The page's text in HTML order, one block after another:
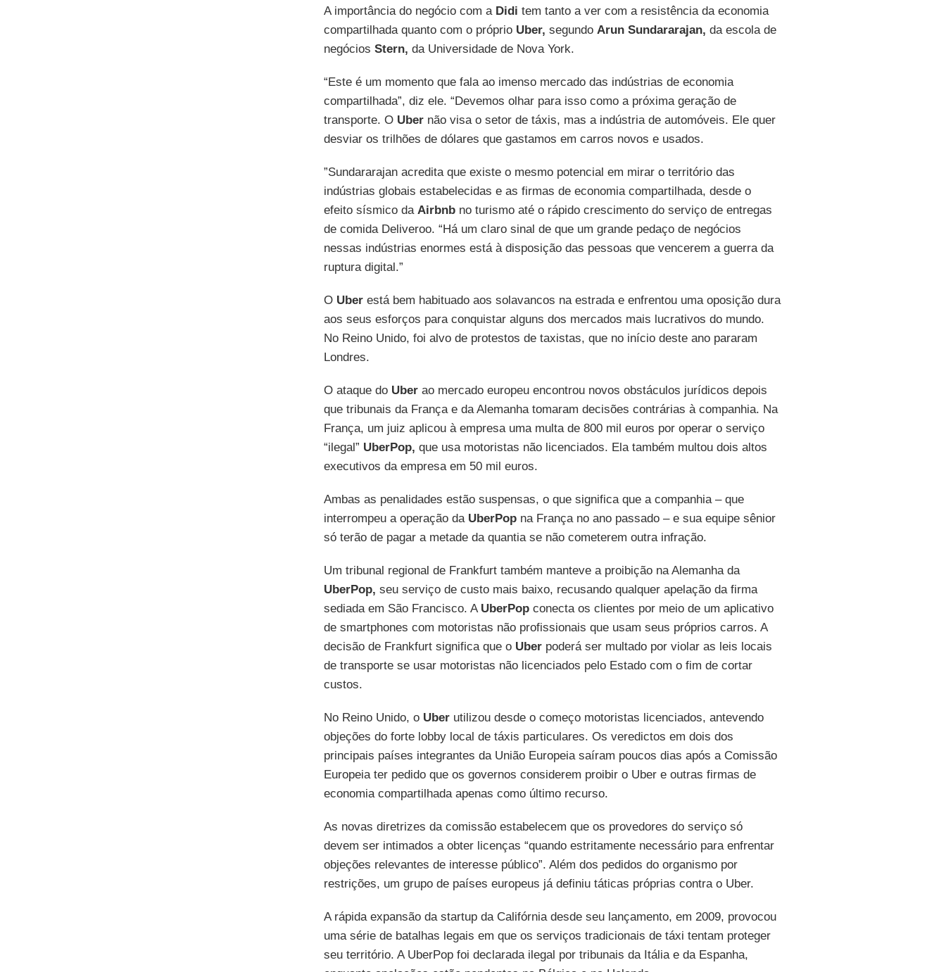
A importância do negócio com a Didi tem tanto a ver com a resistência da economia
compartilhada quanto com o próprio Uber, segundo Arun Sundararajan, da escola de
negócios Stern, da Universidade de Nova York.
“Este é um momento que fala ao imenso mercado das indústrias de economia
compartilhada”, diz ele. “Devemos olhar para isso como a próxima geração de
transporte. O Ubernão visa o setor de táxis, mas a indústria de automóveis. Ele quer
desviar os trilhões de dólares que gastamos em carros novos e usados.
”Sundararajan acredita que existe o mesmo potencial em mirar o território das
indústrias globais estabelecidas e as firmas de economia compartilhada, desde o
efeito sísmico da Airbnbno turismo até o rápido crescimento do serviço de entregas
de comida Deliveroo. “Há um claro sinal de que um grande pedaço de negócios
nessas indústrias enormes está à disposição das pessoas que vencerem a guerra da
ruptura digital.”
O Uberestá bem habituado aos solavancos na estrada e enfrentou uma oposição dura
aos seus esforços para conquistar alguns dos mercados mais lucrativos do mundo.
No Reino Unido, foi alvo de protestos de taxistas, que no início deste ano pararam
Londres.
O ataque do Uberao mercado europeu encontrou novos obstáculos jurídicos depois
que tribunais da França e da Alemanha tomaram decisões contrárias à companhia. Na
França, um juiz aplicou à empresa uma multa de 800 mil euros por operar o serviço
“ilegal” UberPop, que usa motoristas não licenciados. Ela também multou dois altos
executivos da empresa em 50 mil euros.
Ambas as penalidades estão suspensas, o que significa que a companhia – que
interrompeu a operação da UberPopna França no ano passado – e sua equipe sênior
só terão de pagar a metade da quantia se não cometerem outra infração.
Um tribunal regional de Frankfurt também manteve a proibição na Alemanha da
UberPop, seu serviço de custo mais baixo, recusando qualquer apelação da firma
sediada em São Francisco. A UberPopconecta os clientes por meio de um aplicativo
de smartphones com motoristas não profissionais que usam seus próprios carros. A
decisão de Frankfurt significa que o Uberpoderá ser multado por violar as leis locais
de transporte se usar motoristas não licenciados pelo Estado com o fim de cortar
custos.
No Reino Unido, o Uberutilizou desde o começo motoristas licenciados, antevendo
objeções do forte lobby local de táxis particulares. Os veredictos em dois dos
principais países integrantes da União Europeia saíram poucos dias após a Comissão
Europeia ter pedido que os governos considerem proibir o Uber e outras firmas de
economia compartilhada apenas como último recurso.
As novas diretrizes da comissão estabelecem que os provedores do serviço só
devem ser intimados a obter licenças “quando estritamente necessário para enfrentar
objeções relevantes de interesse público”. Além dos pedidos do organismo por
restrições, um grupo de países europeus já definiu táticas próprias contra o Uber.
A rápida expansão da startup da Califórnia desde seu lançamento, em 2009, provocou
uma série de batalhas legais em que os serviços tradicionais de táxi tentam proteger
seu território. A UberPop foi declarada ilegal por tribunais da Itália e da Espanha,